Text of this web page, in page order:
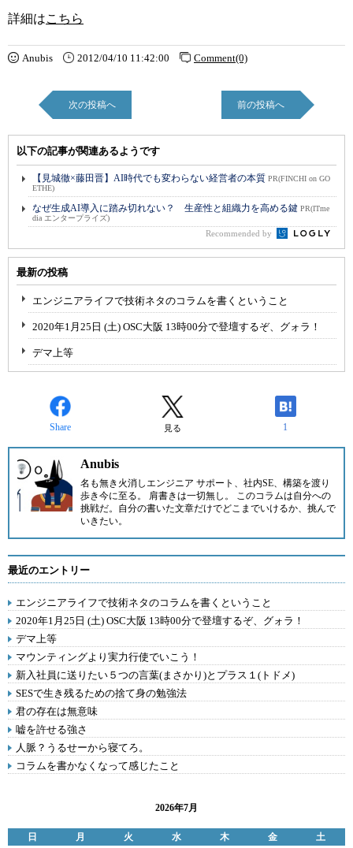
詳細はこちら
Anubis 2012/04/10 11:42:00 Comment(0)
次の投稿へ 前の投稿へ
以下の記事が関連あるようです
【見城徹×藤田晋】AI時代でも変わらない経営者の本質 PR(FINCHI on GO
ETHE)
なぜ生成AI導入に踏み切れない？ 生産性と組織力を高める鍵 PR(ITme
dia エンタープライズ)
Recommended by
最新の投稿
エンジニアライフで技術ネタのコラムを書くということ
2020年1月25日 (土) OSC大阪 13時00分で登壇するぞ、グォラ！
デマ上等
Share 見る 1
Anubis
名も無き火消しエンジニア サポート、社内SE、構築を渡り
歩き今に至る。 肩書きは一切無し。 このコラムは自分への
挑戦だ。自分の書いた文章だけでどこまでいけるか、挑んで
いきたい。
最近のエントリー
エンジニアライフで技術ネタのコラムを書くということ
2020年1月25日 (土) OSC大阪 13時00分で登壇するぞ、グォラ！
デマ上等
マウンティングより実力行使でいこう！
新入社員に送りたい５つの言葉(まさかり)とプラス１(トドメ)
SESで生き残るための捨て身の勉強法
君の存在は無意味
嘘を許せる強さ
人脈？うるせーから寝てろ。
コラムを書かなくなって感じたこと
2026年7月
日 月 火 水 木 金
土